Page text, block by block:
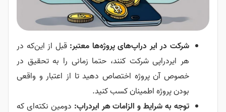
شرکت در ایر دراپ‌های پروژه‌ها معتبر: قبل از این‌که در
هر ایردراپی شرکت کنند، حتما زمانی را به تحقیق در
خصوص آن پروژه اختصاص دهید تا از اعتبار و واقعی
بودن پروژه اطمینان کسب کنید.
توجه به شرایط و الزامات هر ایردراپ: دومین نکته‌ای که